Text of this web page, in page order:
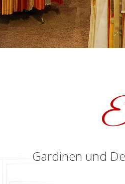
Gardinen und